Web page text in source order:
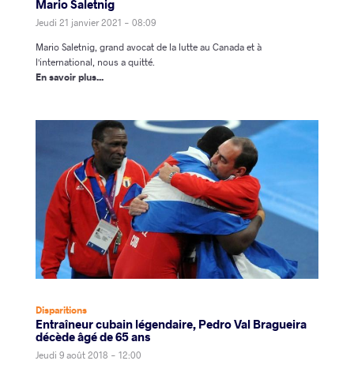
Mario Saletnig
Jeudi 21 janvier 2021 - 08:09
Mario Saletnig, grand avocat de la lutte au Canada et à
l'international, nous a quitté.
En savoir plus...
Disparitions
Entraîneur cubain légendaire, Pedro Val Bragueira
décède âgé de 65 ans
Jeudi 9 août 2018 - 12:00